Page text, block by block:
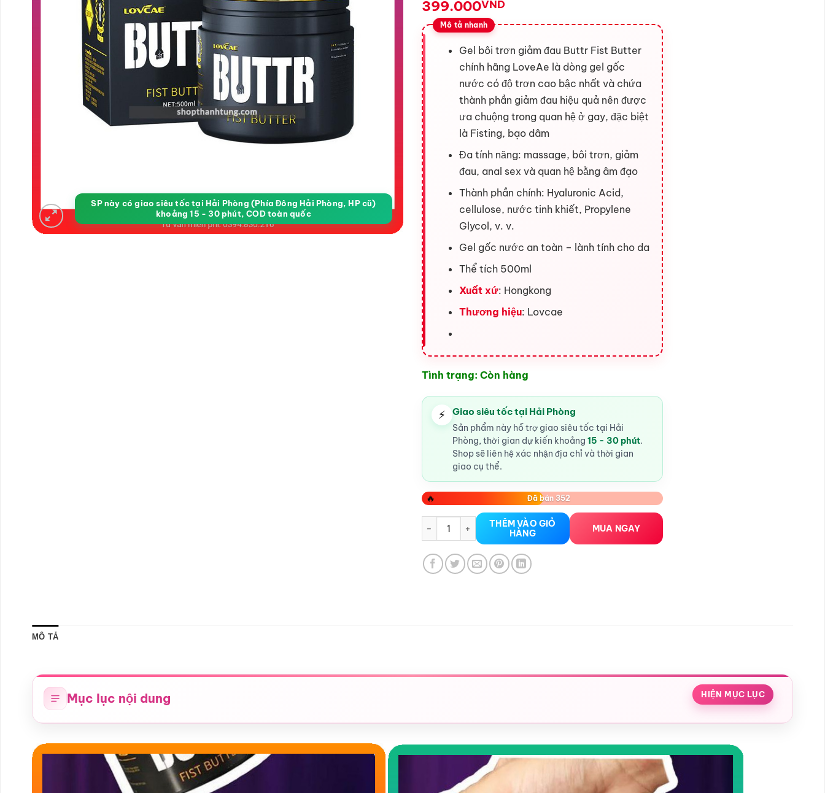
SP này có giao siêu tốc tại Hải Phòng (Phía Đông Hải Phòng, HP cũ)
khoảng 15 - 30 phút, COD toàn quốc
399.000VND
Gel bôi trơn giảm đau Buttr Fist Butter
chính hãng LoveAe là dòng gel gốc
nước có độ trơn cao bậc nhất và chứa
thành phần giảm đau hiệu quả nên được
ưa chuộng trong quan hệ ở gay, đặc biệt
là Fisting, bạo dâm
Đa tính năng: massage, bôi trơn, giảm
đau, anal sex và quan hệ bằng âm đạo
Thành phần chính: Hyaluronic Acid,
cellulose, nước tinh khiết, Propylene
Glycol, v. v.
Gel gốc nước an toàn – lành tính cho da
Thể tích 500ml
Xuất xứ: Hongkong
Thương hiệu: Lovcae
Tình trạng: Còn hàng
⚡ Giao siêu tốc tại Hải Phòng
Sản phẩm này hỗ trợ giao siêu tốc tại Hải
Phòng, thời gian dự kiến khoảng 15 - 30 phút.
Shop sẽ liên hệ xác nhận địa chỉ và thời gian
giao cụ thể.
🔥 Đã bán 352
Gel bôi trơn hậu môn Fist Buttr 500ml tại Hải Phòng số lượng
THÊM VÀO GIỎ
HÀNG
MUA NGAY
MÔ TẢ
Mục lục nội dung HIỆN MỤC LỤC